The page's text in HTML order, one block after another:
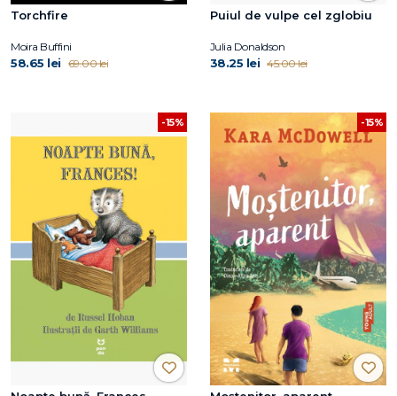
Torchfire
Moira Buffini
58.65 lei 69.00 lei
Puiul de vulpe cel zglobiu
Julia Donaldson
38.25 lei 45.00 lei
-15% -15%